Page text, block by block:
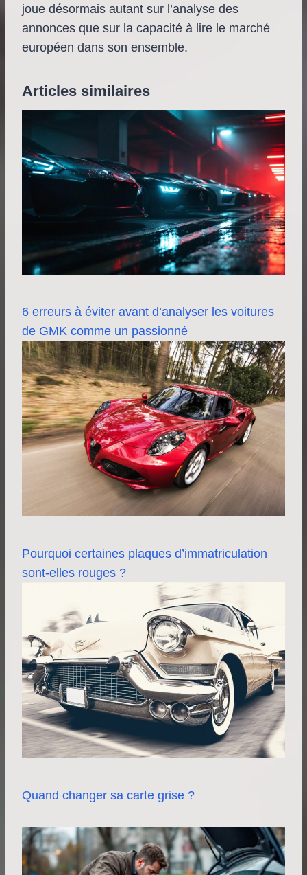
joue désormais autant sur l’analyse des
annonces que sur la capacité à lire le marché
européen dans son ensemble.
Articles similaires
6 erreurs à éviter avant d’analyser les voitures
de GMK comme un passionné
Pourquoi certaines plaques d’immatriculation
sont-elles rouges ?
Quand changer sa carte grise ?